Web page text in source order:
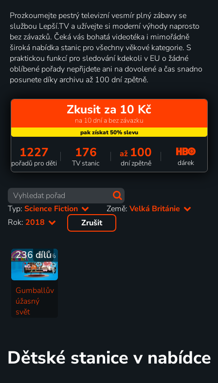
Prozkoumejte pestrý televizní vesmír plný zábavy se
službou Lepší.TV a užívejte si moderní výhody naprosto
bez závazků. Čeká vás bohatá videotéka i mimořádně
široká nabídka stanic pro všechny věkové kategorie. S
praktickou funkcí pro sledování kdekoli v EU o žádné
oblíbené pořady nepřijdete ani na dovolené a čas snadno
posunete díky archivu až 100 dní zpětně.
Zkusit za 10 Kč
na 10 dní a bez závazku
1227
pořadů pro děti
176
TV stanic
až 100
dní zpětně dárek
Typ: Science Fiction Země:Velká Británie
Rok: 2018 Zrušit
84%
236 dílů
Gumballův
úžasný
svět
Dětské stanice v nabídce